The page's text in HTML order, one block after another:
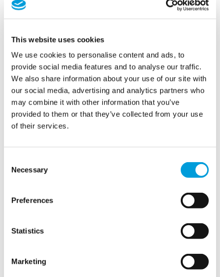
This website uses cookies
We use cookies to personalise content and ads, to
provide social media features and to analyse our traffic.
We also share information about your use of our site with
our social media, advertising and analytics partners who
may combine it with other information that you’ve
provided to them or that they’ve collected from your use
of their services.
Selection
Necessary
Preferences
Statistics
Marketing
Demandes
conformité stricte avec les réglementations locales en
matière d'eau et d'eaux usées. MTD a été chargée
des bouches d'incendie en fournissant un rapport
de filtration pour chaque bouche d'incendie.
du sud du Nevada et les travaux publics pour soumettre
les calculs de capacité des égouts, les méthodes de